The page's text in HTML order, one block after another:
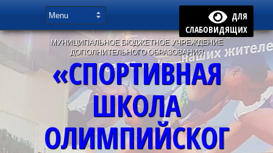
ДЛЯ
СЛАБОВИДЯЩИХ
МУНИЦИПАЛЬНОЕ БЮДЖЕТНОЕ УЧРЕЖДЕНИЕ
ДОПОЛНИТЕЛЬНОГО ОБРАЗОВАНИЯ
«СПОРТИВНАЯ
ШКОЛА
ОЛИМПИЙСКОГ